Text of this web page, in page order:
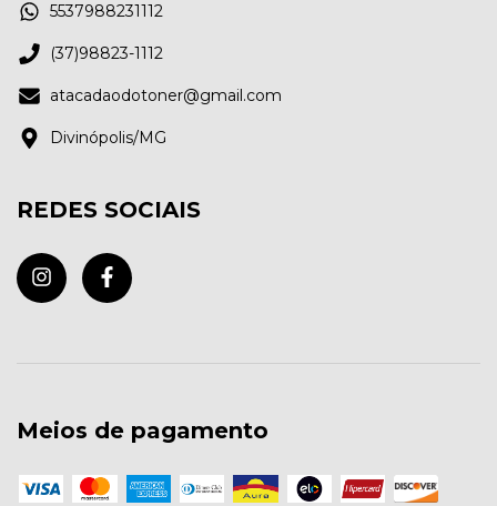
5537988231112
(37)98823-1112
atacadaodotoner@gmail.com
Divinópolis/MG
REDES SOCIAIS
Meios de pagamento